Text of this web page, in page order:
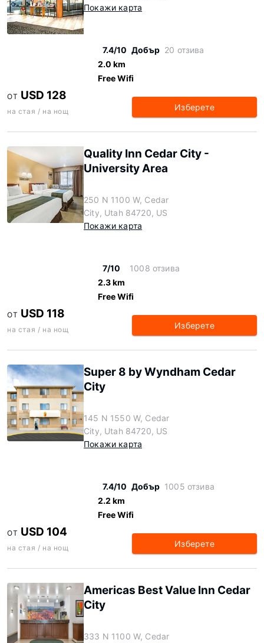
Покажи карта
7.4/10 Добър 20 отзива
2.0 km
Free Wifi
ОТ USD 128
на стая / на нощ Изберете
Quality Inn Cedar City -
University Area
250 N 1100 W, Cedar
City, Utah 84720, US
Покажи карта
7/10
1008 отзива
2.3 km
Free Wifi
ОТ USD 118
на стая / на нощ Изберете
Super 8 by Wyndham Cedar
City
145 N 1550 W, Cedar
City, Utah 84720, US
Покажи карта
7.4/10 Добър 1005 отзива
2.2 km
Free Wifi
ОТ USD 104
на стая / на нощ Изберете
Americas Best Value Inn Cedar
City
333 N 1100 W, Cedar